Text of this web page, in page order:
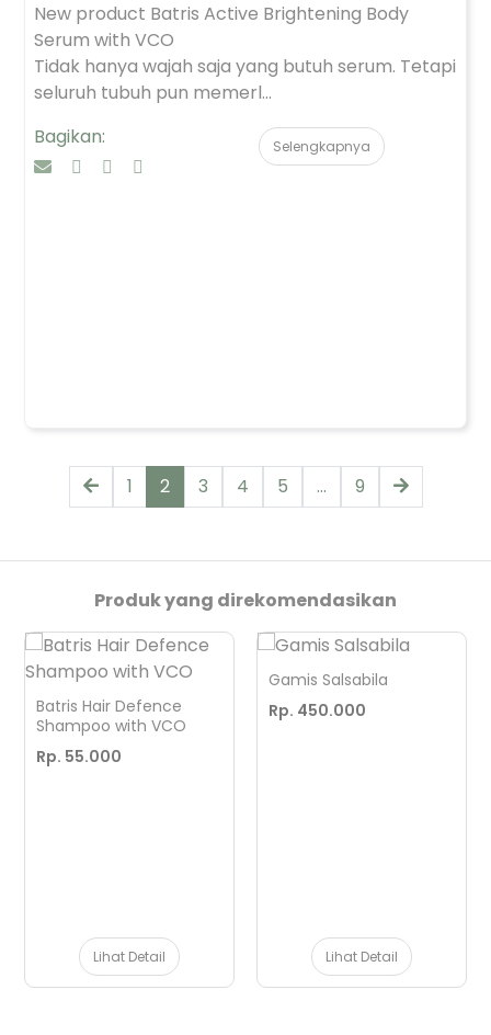
New product Batris Active Brightening Body
Serum with VCO
Tidak hanya wajah saja yang butuh serum. Tetapi
seluruh tubuh pun memerl...
Bagikan:
Selengkapnya
1 2 3 4 5 ... 9
Produk yang direkomendasikan
Batris Hair Defence
Shampoo with VCO
Rp. 55.000
Lihat Detail
Gamis Salsabila
Rp. 450.000
Lihat Detail